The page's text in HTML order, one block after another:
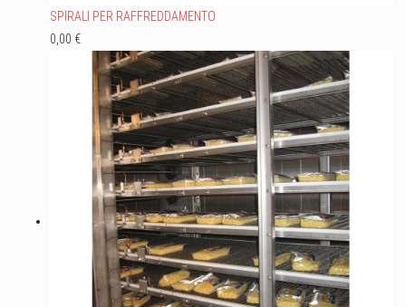
SPIRALI PER RAFFREDDAMENTO
0,00 €